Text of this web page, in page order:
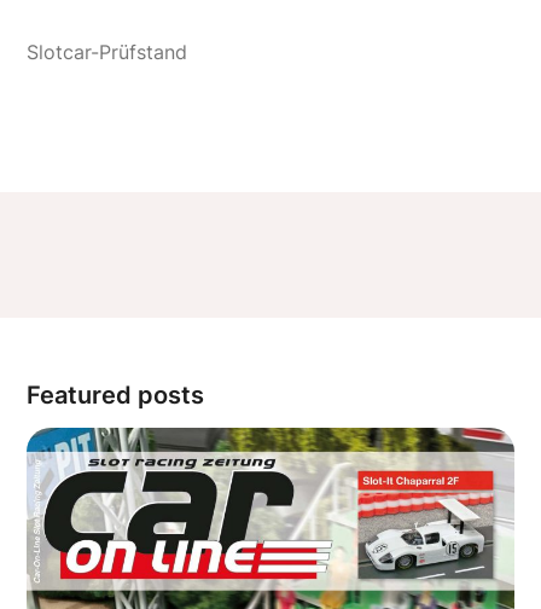
Featured posts